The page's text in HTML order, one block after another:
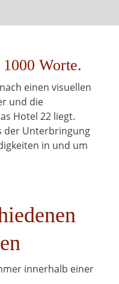
Worte.
einen visuellen
und die
Hotel 22 liegt.
der Unterbringung
in und um
innerhalb einer